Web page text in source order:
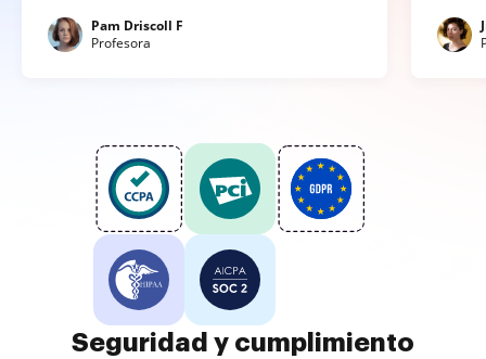
Pam Driscoll F
Profesora
Seguridad y cumplimiento